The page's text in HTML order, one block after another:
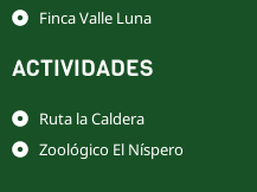
Finca Valle Luna
ACTIVIDADES
Ruta la Caldera
Zoológico El Níspero